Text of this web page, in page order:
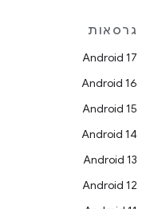
גרסאות
Android 17
Android 16
Android 15
Android 14
Android 13
Android 12